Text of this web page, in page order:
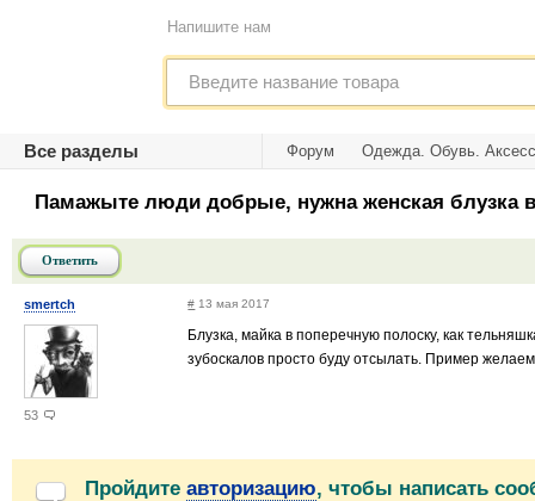
Напишите нам
Все разделы Форум Одежда. Обувь.
Памажыте люди добрые, нужна женская блузка
Ответить
smertch
53
# 13 мая 2017
Блузка, майка в поперечную полоску, как
зубоскалов просто буду отсылать. Пример
Пройдите авторизацию, чтобы написать